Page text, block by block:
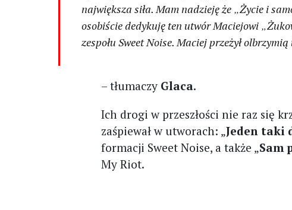
największa siła. Mam nadzieję że „Życie i
osobiście dedykuję ten utwór Maciejowi „
zespołu Sweet Noise. Maciej przeżył
– tłumaczy Glaca.
Ich drogi w przeszłości nie raz się
zaśpiewał w utworach: „Jeden taki
formacji Sweet Noise, a także „Sam
My Riot.